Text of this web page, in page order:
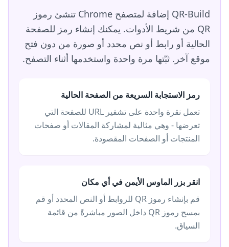
QR-Build إضافة لمتصفح Chrome تنشئ رموز
QR من شريط الأدوات. يمكنك إنشاء رمز للصفحة
الحالية أو رابط أو نص محدد أو صورة من دون فتح
موقع آخر. ثبّتها مرة واحدة واستخدمها أثناء التصفح.
رمز الاستجابة السريعة من الصفحة الحالية
تعمل نقرة واحدة على تشفير URL للصفحة التي
تعرضها - وهي مثالية لمشاركة المقالات أو صفحات
المنتجات أو الصفحات المقصودة.
انقر بزر الماوس الأيمن في أي مكان
قم بإنشاء رموز QR للروابط أو النص المحدد أو قم
بمسح رموز QR داخل الصور مباشرةً من قائمة
السياق.